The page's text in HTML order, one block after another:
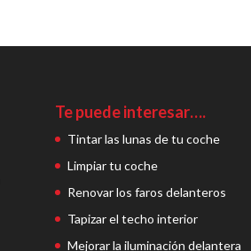
Te puede interesar….
Tintar las lunas de tu coche
Limpiar tu coche
Renovar los faros delanteros
Tapizar el techo interior
Mejorar la iluminación delantera